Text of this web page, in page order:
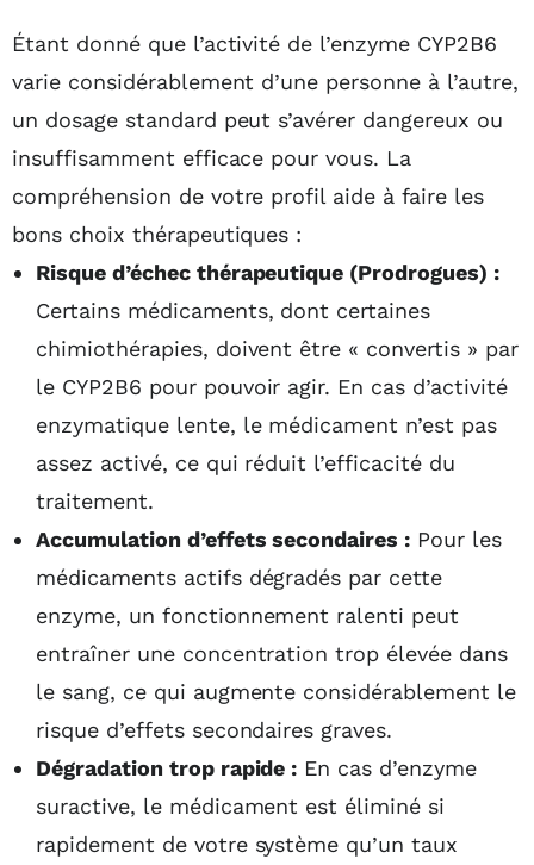
Étant donné que l’activité de l’enzyme CYP2B6
varie considérablement d’une personne à l’autre,
un dosage standard peut s’avérer dangereux ou
insuffisamment efficace pour vous. La
compréhension de votre profil aide à faire les
bons choix thérapeutiques :
Risque d’échec thérapeutique (Prodrogues) :
Certains médicaments, dont certaines
chimiothérapies, doivent être « convertis » par
le CYP2B6 pour pouvoir agir. En cas d’activité
enzymatique lente, le médicament n’est pas
assez activé, ce qui réduit l’efficacité du
traitement.
Accumulation d’effets secondaires : Pour les
médicaments actifs dégradés par cette
enzyme, un fonctionnement ralenti peut
entraîner une concentration trop élevée dans
le sang, ce qui augmente considérablement le
risque d’effets secondaires graves.
Dégradation trop rapide : En cas d’enzyme
suractive, le médicament est éliminé si
rapidement de votre système qu’un taux